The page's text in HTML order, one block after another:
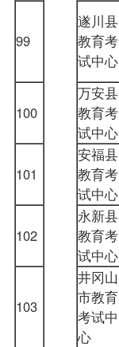
99
遂川县
教育考
试中心
100
万安县
教育考
试中心
101
安福县
教育考
试中心
102
永新县
教育考
试中心
103
井冈山
市教育
考试中
心